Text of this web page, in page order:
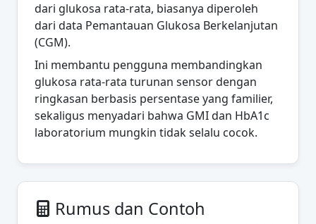
dari glukosa rata-rata, biasanya diperoleh
dari data Pemantauan Glukosa Berkelanjutan
(CGM).
Ini membantu pengguna membandingkan
glukosa rata-rata turunan sensor dengan
ringkasan berbasis persentase yang familier,
sekaligus menyadari bahwa GMI dan HbA1c
laboratorium mungkin tidak selalu cocok.
Rumus dan Contoh